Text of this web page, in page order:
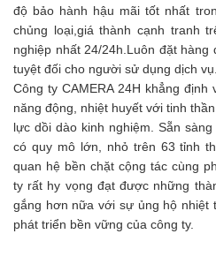
độ bảo hành hậu mãi tốt nhất
chủng loại,giá thành cạnh tranh
nghiệp nhất 24/24h.Luôn đặt
tuyệt đối cho người sử dụng dịch vụ.
Công ty CAMERA 24H khẳng
năng động, nhiệt huyết với tinh
lực dồi dào kinh nghiệm. Sẵn
có quy mô lớn, nhỏ trên 63 tỉnh
quan hệ bền chặt cộng tác cùng
ty rất hy vọng đạt được những
gắng hơn nữa với sự ủng hộ nhiệt
phát triển bền vững của công ty.
Với